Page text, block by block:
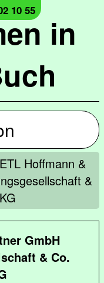
in
10 55
Hoffmann &
&
GmbH
& Co.